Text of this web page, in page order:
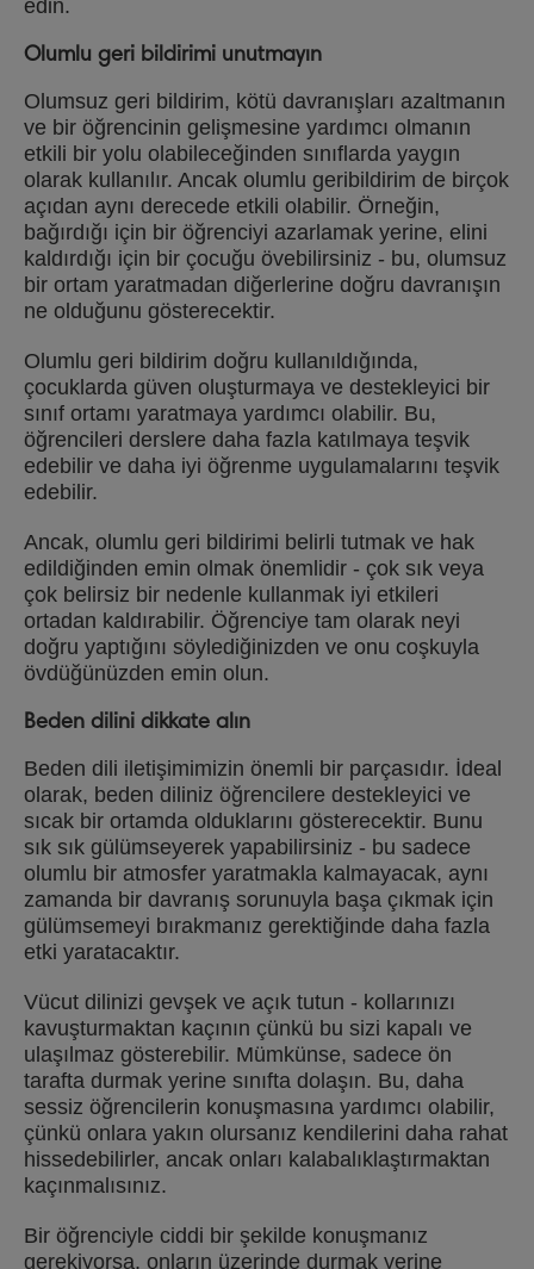
edin.
Olumlu geri bildirimi unutmayın
Olumsuz geri bildirim, kötü davranışları azaltmanın
ve bir öğrencinin gelişmesine yardımcı olmanın
etkili bir yolu olabileceğinden sınıflarda yaygın
olarak kullanılır. Ancak olumlu geribildirim de birçok
açıdan aynı derecede etkili olabilir. Örneğin,
bağırdığı için bir öğrenciyi azarlamak yerine, elini
kaldırdığı için bir çocuğu övebilirsiniz - bu, olumsuz
bir ortam yaratmadan diğerlerine doğru davranışın
ne olduğunu gösterecektir.
Olumlu geri bildirim doğru kullanıldığında,
çocuklarda güven oluşturmaya ve destekleyici bir
sınıf ortamı yaratmaya yardımcı olabilir. Bu,
öğrencileri derslere daha fazla katılmaya teşvik
edebilir ve daha iyi öğrenme uygulamalarını teşvik
edebilir.
Ancak, olumlu geri bildirimi belirli tutmak ve hak
edildiğinden emin olmak önemlidir - çok sık veya
çok belirsiz bir nedenle kullanmak iyi etkileri
ortadan kaldırabilir. Öğrenciye tam olarak neyi
doğru yaptığını söylediğinizden ve onu coşkuyla
övdüğünüzden emin olun.
Beden dilini dikkate alın
Beden dili iletişimimizin önemli bir parçasıdır. İdeal
olarak, beden diliniz öğrencilere destekleyici ve
sıcak bir ortamda olduklarını gösterecektir. Bunu
sık sık gülümseyerek yapabilirsiniz - bu sadece
olumlu bir atmosfer yaratmakla kalmayacak, aynı
zamanda bir davranış sorunuyla başa çıkmak için
gülümsemeyi bırakmanız gerektiğinde daha fazla
etki yaratacaktır.
Vücut dilinizi gevşek ve açık tutun - kollarınızı
kavuşturmaktan kaçının çünkü bu sizi kapalı ve
ulaşılmaz gösterebilir. Mümkünse, sadece ön
tarafta durmak yerine sınıfta dolaşın. Bu, daha
sessiz öğrencilerin konuşmasına yardımcı olabilir,
çünkü onlara yakın olursanız kendilerini daha rahat
hissedebilirler, ancak onları kalabalıklaştırmaktan
kaçınmalısınız.
Bir öğrenciyle ciddi bir şekilde konuşmanız
gerekiyorsa, onların üzerinde durmak yerine